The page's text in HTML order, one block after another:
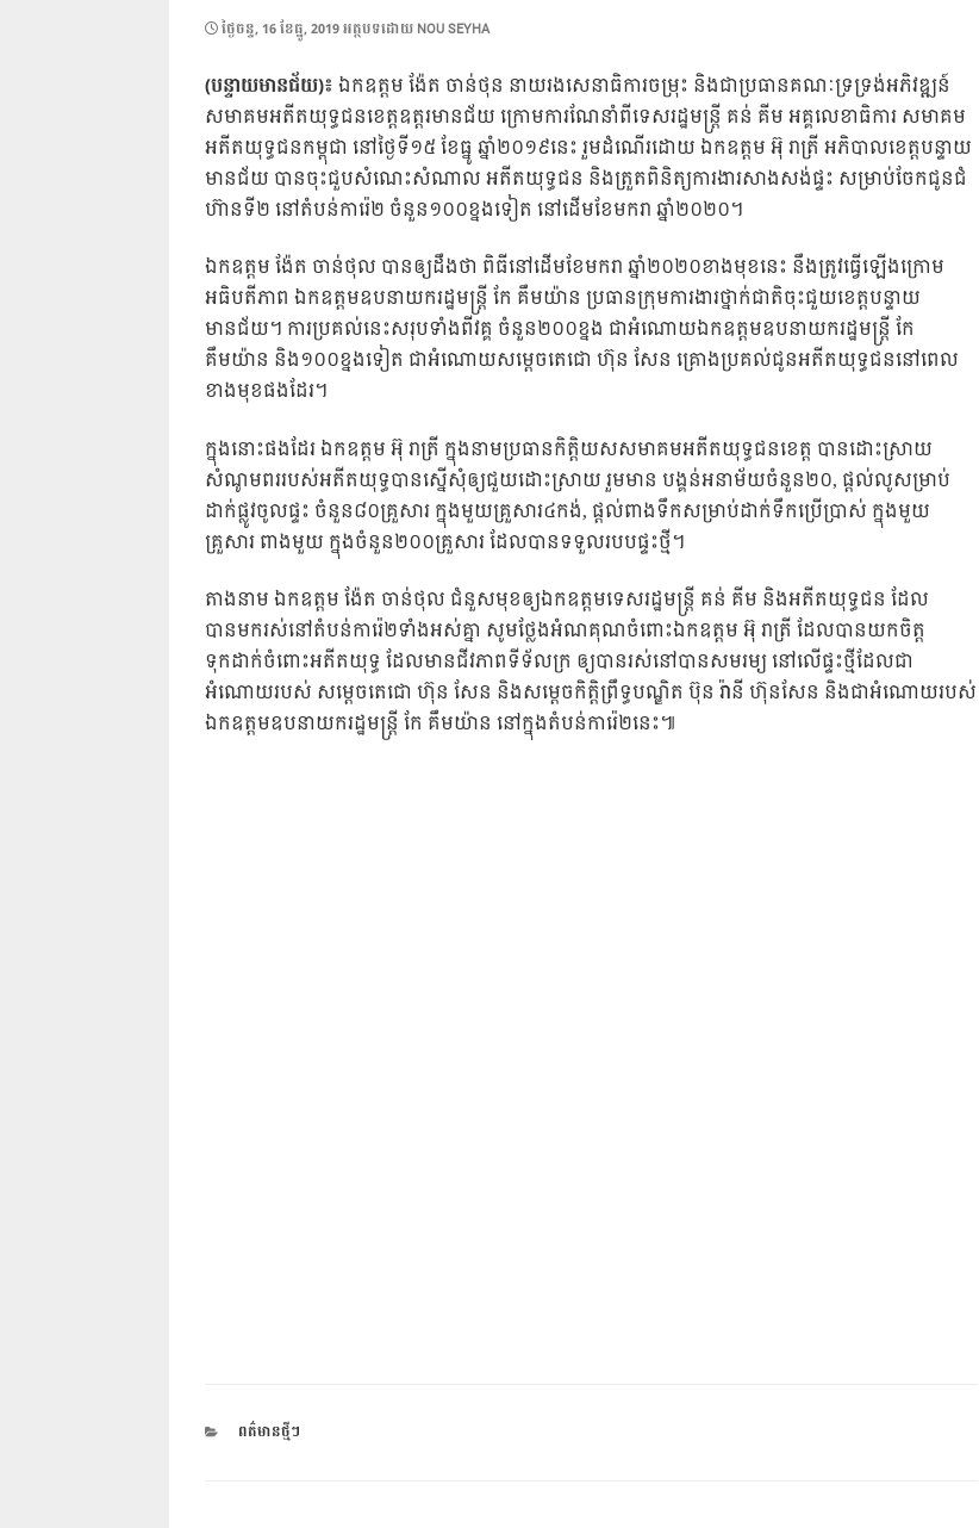
POSTED
ថ្ងៃ​ចន្ទ, 16 ខែ​ធ្នូ, 2019អត្ថបទដោយ NOU SEYHA
(បន្ទាយមានជ័យ)៖ឯកឧត្តម ង៉ែត ចាន់ថុន នាយរងសេនាធិការចម្រុះ និងជាប្រធានគណៈទ្រទ្រង់​អភិវឌ្ឍន៍​
សមាគម​អតីត​យុទ្ធជន​ខេត្តឧត្តរមានជ័យ ក្រោមការណែនាំពីទេសរដ្ឋមន្ដ្រី គន់ គីម អគ្គលេខាធិការ សមាគម
អតីតយុទ្ធជនកម្ពុជា នៅថ្ងៃទី១៥ ខែធ្នូ ឆ្នាំ២០១៩នេះ រួមដំណើរដោយ ឯកឧត្តម អ៊ុ រាត្រី អភិបាលខេត្តបន្ទាយ
មានជ័យ បានចុះជួបសំណេះសំណាល អតីតយុទ្ធជន និងត្រួតពិនិត្យការងារសាងសង់ផ្ទះ សម្រាប់ចែកជូនជំ
ហ៊ានទី២ នៅតំបន់ការ៉េ២ ចំនួន១០០ខ្នងទៀត នៅដើមខែមករា ឆ្នាំ២០២០។
ឯកឧត្តម ង៉ែត ចាន់ថុល បានឲ្យដឹងថា ពិធីនៅដើមខែមករា ឆ្នាំ២០២០ខាងមុខនេះ នឹងត្រូវធ្វើឡើងក្រោម
អធិបតីភាព ឯកឧត្តមឧបនាយករដ្ឋមន្ដ្រី កែ គឹមយ៉ាន ប្រធានក្រុមការងារថ្នាក់ជាតិចុះជួយខេត្តបន្ទាយ
មានជ័យ។ ការប្រគល់នេះសរុបទាំងពីវគ្គ ចំនួន២០០ខ្នង ជាអំណោយឯកឧត្តមឧបនាយករដ្ឋមន្ដ្រី កែ
គឹមយ៉ាន និង១០០ខ្នងទៀត ជាអំណោយសម្តេចតេជោ ហ៊ុន សែន គ្រោងប្រគល់ជូនអតីតយុទ្ធជននៅពេល
ខាងមុខផងដែរ។
ក្នុងនោះផងដែរ ឯកឧត្តម អ៊ុ រាត្រី ក្នុងនាមប្រធានកិត្តិយសសមាគមអតីតយុទ្ធជនខេត្ត បានដោះស្រាយ
សំណូមពររបស់អតីតយុទ្ធបានស្នើសុំឲ្យជួយដោះស្រាយ រួមមាន បង្គន់អនាម័យចំនួន២០, ផ្តល់លូសម្រាប់
ដាក់ផ្លូវចូលផ្ទះ ចំនួន៨០គ្រួសារ ក្នុងមួយគ្រួសារ៤កង់, ផ្តល់ពាងទឹកសម្រាប់ដាក់ទឹកប្រើប្រាស់ ក្នុងមួយ
គ្រួសារ ពាងមួយ ក្នុងចំនួន២០០គ្រួសារ ដែលបានទទួលរបបផ្ទះថ្មី។
តាងនាម ឯកឧត្តម ង៉ែត ចាន់ថុល ជំនួសមុខឲ្យឯកឧត្តមទេសរដ្ឋមន្រ្តី គន់ គីម និងអតីតយុទ្ធជន ដែល
បានមករស់នៅតំបន់ការ៉េ២ទាំងអស់គ្នា សូមថ្លែងអំណគុណចំពោះឯកឧត្តម អ៊ុ រាត្រី ដែលបានយកចិត្ត
ទុកដាក់ចំពោះអតីតយុទ្ធ ដែលមានជីវភាពទីទ័លក្រ ឲ្យបានរស់នៅបានសមរម្យ នៅលើផ្ទះថ្មីដែលជា
អំណោយរបស់ សម្តេចតេជោ ហ៊ុន សែន និងសម្តេចកិត្តិព្រឹទ្ធបណ្ឌិត ប៊ុន រ៉ានី ហ៊ុនសែន និងជាអំណោយរបស់
ឯកឧត្តមឧបនាយករដ្ឋមន្ដ្រី កែ គឹមយ៉ាន នៅក្នុងតំបន់ការ៉េ២នេះ៕
CATEGORIES
ពត៌មានថ្មីៗ